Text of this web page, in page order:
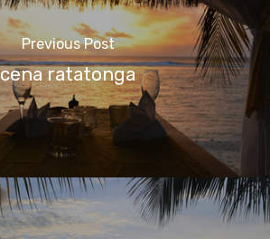
Previous Post
cena ratatonga